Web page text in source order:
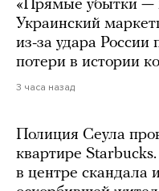
«Прямые убытки —
Украинский
из-за удара
потери в истории
3 часа назад
Полиция Сеула
квартире
в центре скандала